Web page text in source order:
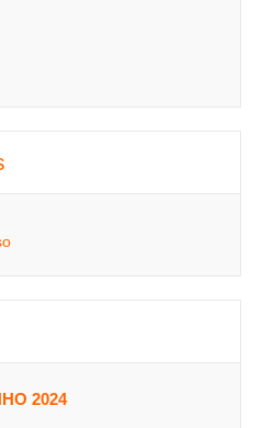
2024